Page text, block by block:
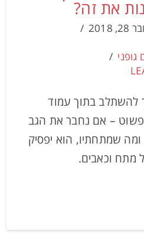
את זה?
להשתלב בתוך עמוד
פשוט – אם נחבר את הגב
שמתחתיו, הוא יפסיק
מתח וכאבים.